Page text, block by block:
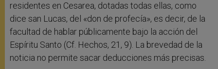
residentes en Cesarea, dotadas todas ellas, como
dice san Lucas, del «don de profecía», es decir, de la
facultad de hablar públicamente bajo la acción del
Espíritu Santo (Cf. Hechos, 21, 9). La brevedad de la
noticia no permite sacar deducciones más precisas.